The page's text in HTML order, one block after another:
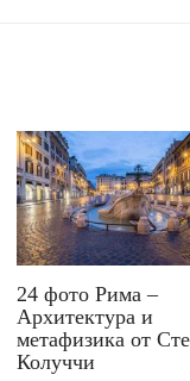
24 фото Рима –
Архитектура и
метафизика от
Колуччи